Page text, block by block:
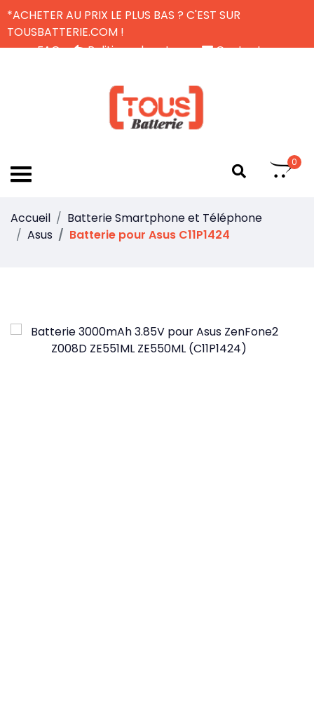
*ACHETER AU PRIX LE PLUS BAS ? C'EST SUR
TOUSBATTERIE.COM !
FAQ
Politique de retour
Contactez-nous
0
Accueil
Batterie Smartphone et Téléphone
Asus
Batterie pour Asus C11P1424